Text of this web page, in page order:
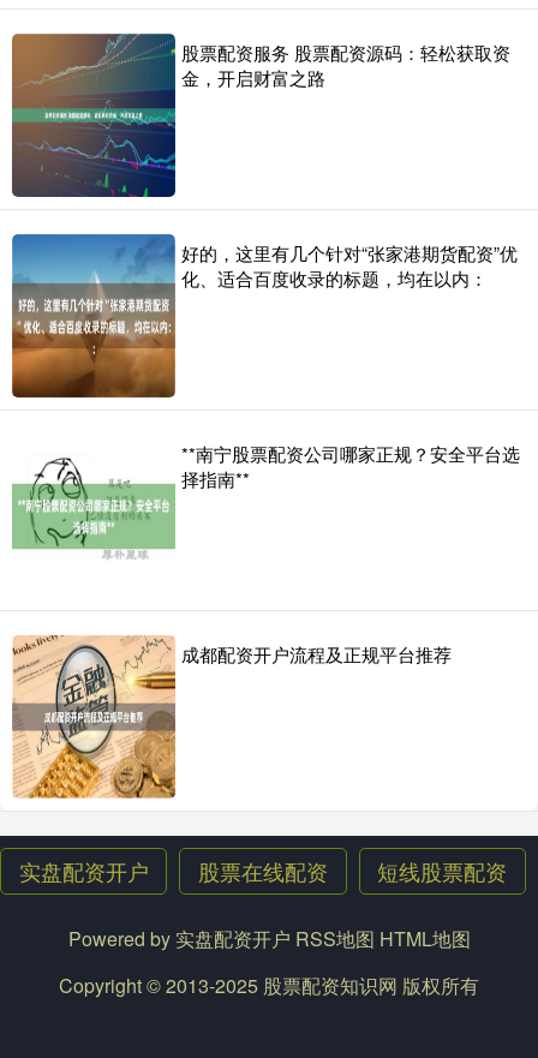
股票配资服务 股票配资源码：轻松获取资
金，开启财富之路
好的，这里有几个针对“张家港期货配资”优
化、适合百度收录的标题，均在以内：
**南宁股票配资公司哪家正规？安全平台选
择指南**
成都配资开户流程及正规平台推荐
实盘配资开户 股票在线配资 短线股票配资
Powered by 实盘配资开户 RSS地图 HTML地图
Copyright© 2013-2025 股票配资知识网 版权所有